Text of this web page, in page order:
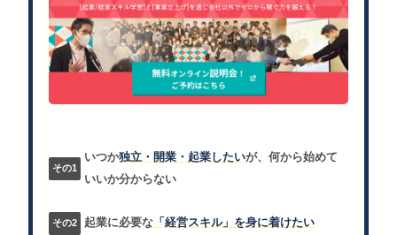
いつか独立・開業・起業したいが、何から始めて
いいか分からない
起業に必要な 「経営スキル」を身に着けたい